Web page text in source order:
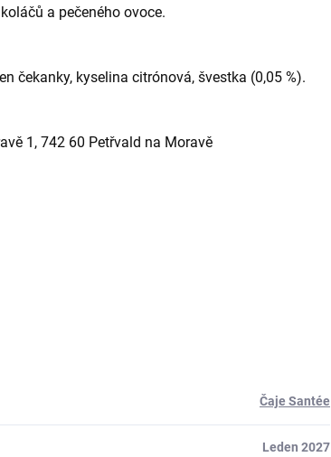
a pečeného ovoce.
čekanky, kyselina citrónová, švestka (0,05 %).
1, 742 60 Petřvald na Moravě
Čaje Santée
Leden 2027